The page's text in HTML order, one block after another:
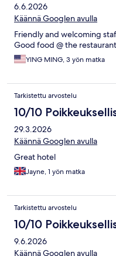
6.6.2026
Käännä Googlen avulla
Friendly and welcoming
Good food @ the
YING MING, 3 yön matka
Tarkistettu arvostelu
10/10
29.3.2026
Käännä Googlen avulla
Great hotel
Jayne, 1 yön matka
Tarkistettu arvostelu
10/10
9.6.2026
Käännä Googlen avulla